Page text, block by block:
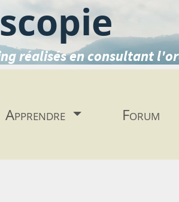
réalisés en consultant
Apprendre Forum